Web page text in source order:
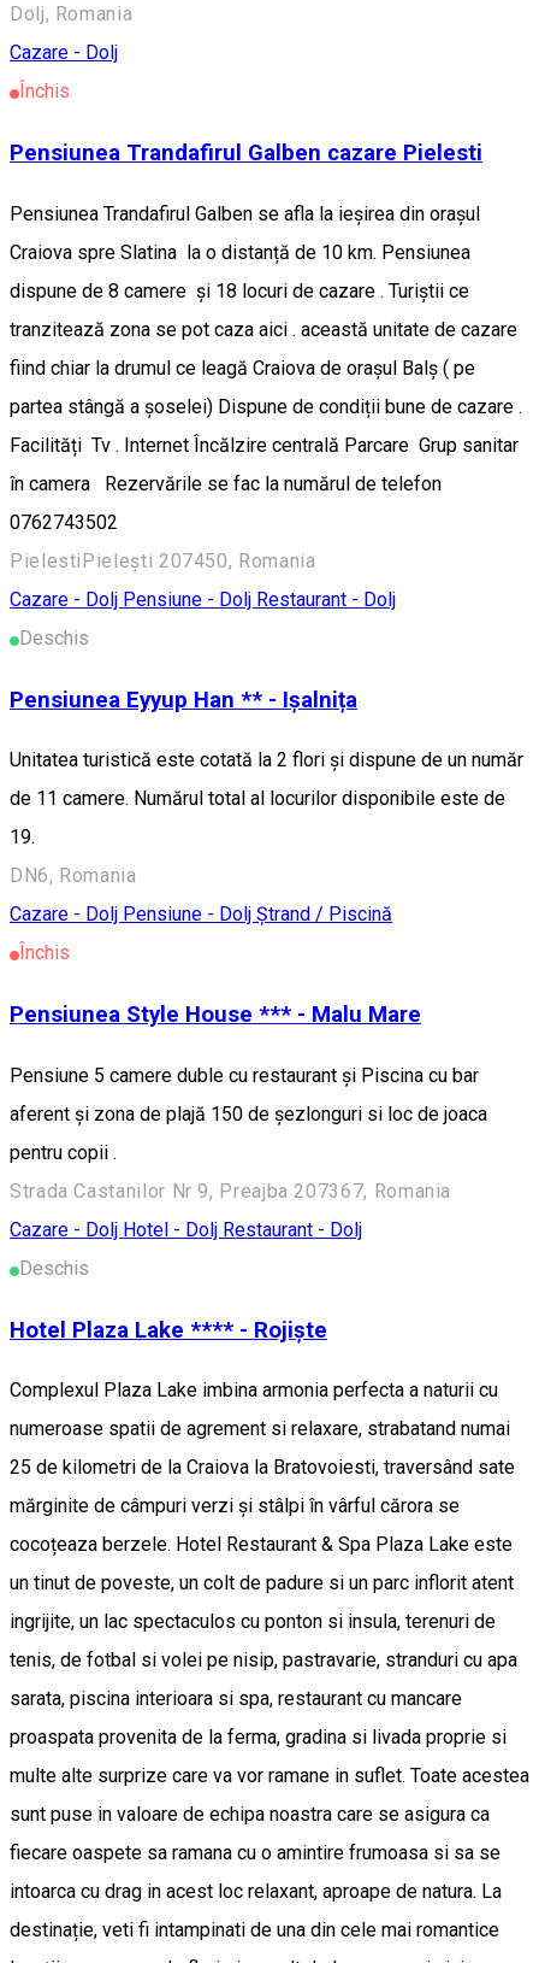
Dolj, Romania
Cazare - Dolj
Închis
Pensiunea Trandafirul Galben cazare Pielesti
Pensiunea Trandafirul Galben se afla la ieșirea din orașul
Craiova spre Slatina la o distanță de 10 km. Pensiunea
dispune de 8 camere și 18 locuri de cazare . Turiștii ce
tranzitează zona se pot caza aici . această unitate de cazare
fiind chiar la drumul ce leagă Craiova de orașul Balș ( pe
partea stângă a șoselei) Dispune de condiții bune de cazare .
Facilități Tv . Internet Încălzire centrală Parcare Grup sanitar
în camera Rezervările se fac la numărul de telefon
0762743502
PielestiPielești 207450, Romania
Cazare - Dolj Pensiune - Dolj Restaurant - Dolj
Deschis
Pensiunea Eyyup Han ** - Ișalnița
Unitatea turistică este cotată la 2 flori și dispune de un număr
de 11 camere. Numărul total al locurilor disponibile este de
19.
DN6, Romania
Cazare - Dolj Pensiune - Dolj Ștrand / Piscină
Închis
Pensiunea Style House *** - Malu Mare
Pensiune 5 camere duble cu restaurant și Piscina cu bar
aferent și zona de plajă 150 de șezlonguri si loc de joaca
pentru copii .
Strada Castanilor Nr 9, Preajba 207367, Romania
Cazare - Dolj Hotel - Dolj Restaurant - Dolj
Deschis
Hotel Plaza Lake **** - Rojiște
Complexul Plaza Lake imbina armonia perfecta a naturii cu
numeroase spatii de agrement si relaxare, strabatand numai
25 de kilometri de la Craiova la Bratovoiesti, traversând sate
mărginite de câmpuri verzi și stâlpi în vârful cărora se
cocoțeaza berzele. Hotel Restaurant & Spa Plaza Lake este
un tinut de poveste, un colt de padure si un parc inflorit atent
ingrijite, un lac spectaculos cu ponton si insula, terenuri de
tenis, de fotbal si volei pe nisip, pastravarie, stranduri cu apa
sarata, piscina interioara si spa, restaurant cu mancare
proaspata provenita de la ferma, gradina si livada proprie si
multe alte surprize care va vor ramane in suflet. Toate acestea
sunt puse in valoare de echipa noastra care se asigura ca
fiecare oaspete sa ramana cu o amintire frumoasa si sa se
intoarca cu drag in acest loc relaxant, aproape de natura. La
destinație, veti fi intampinati de una din cele mai romantice